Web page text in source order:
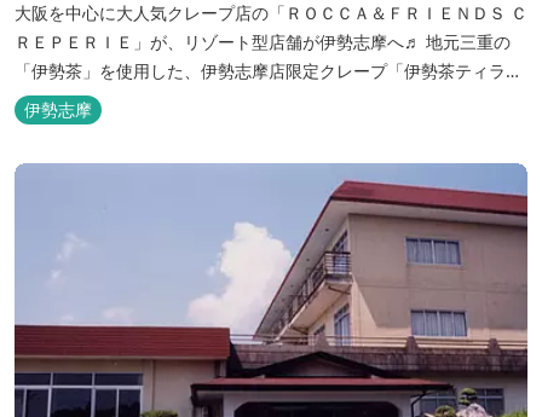
大阪を中心に大人気クレープ店の「ＲＯＣＣＡ＆ＦＲＩＥＮＤＳ Ｃ
ＲＥＰＥＲＩＥ」が、リゾート型店舗が伊勢志摩へ♬ 地元三重の
「伊勢茶」を使用した、伊勢志摩店限定クレープ「伊勢茶ティラミ
ス」をはじめ、まるで「パフェ」のような創作クレープを味わえま
す。 また季節に合わせて、期間限定クレープやドリンク種類も豊富
ですので、伊勢志摩旅行の際にはぜひお立ち寄りいただければと思
伊勢志摩